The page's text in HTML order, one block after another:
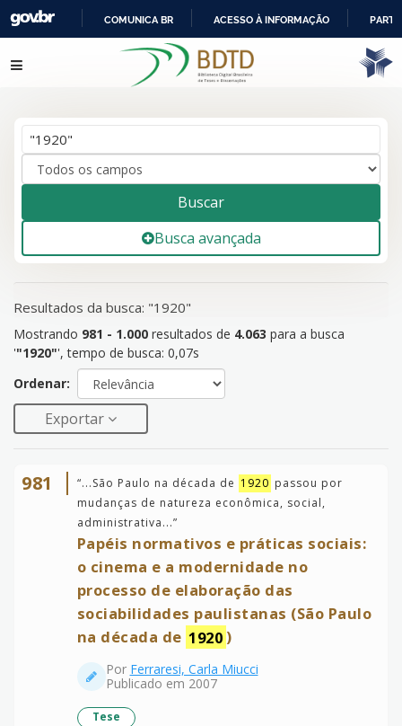
IR
PARA
COMUNICA BR ACESSO À INFORMAÇÃO
981 - 1.000resultados de4.063
"1920"
Pular para o conteúdo
Buscar
Busca avançada
Resultados da busca: "1920"
Mostrando 981 - 1.000 resultados de 4.063 para a busca
'"1920"', tempo de busca: 0,07s
Ordenar:
Exportar
981 “...São Paulo na década de 1920 passou por
mudanças de natureza econômica, social,
administrativa...”
Papéis normativos e práticas sociais:
o cinema e a modernidade no
processo de elaboração das
sociabilidades paulistanas (São Paulo
na década de 1920 )
Por Ferraresi, Carla Miucci
Publicado em 2007
Tese